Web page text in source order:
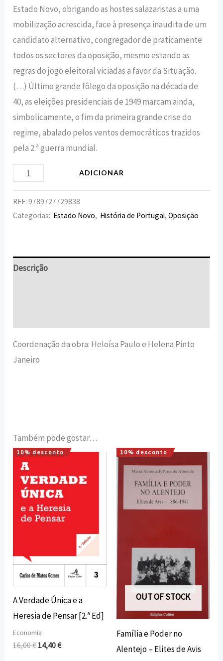
Estado Novo, obrigando as hostes salazaristas a uma
mobilização acrescida, face à presença inaudita de um
candidato alternativo, congregador de praticamente
todos os sectores da oposição, mesmo estando as
regras do jogo eleitoral viciadas a favor da Situação.
(…) Último grande fôlego da oposição na década de
40, as eleições presidenciais de 1949 marcam ainda,
simbolicamente, o fim da primeira grande crise do
regime, abalado pelos ventos democráticos trazidos
pela 2.ª guerra mundial.
ADICIONAR
REF:9789727729838
Categorias: Estado Novo, História de Portugal,Oposição
Descrição
Coordenação da obra: Heloísa Paulo e Helena Pinto
Janeiro
Também pode gostar…
10% desconto
A Verdade Única e a
Heresia de Pensar [2.ª Ed]
Economia
16,00€
O
original
era:
16,00 €.
14,40€
O
atual
é:
14,40 €.
10% desconto
OUT OF STOCK
Família e Poder no
Alentejo – Elites de Avis
O
preço
original
era:
12,00 €.
O
preço
atual
é:
10,80 €.